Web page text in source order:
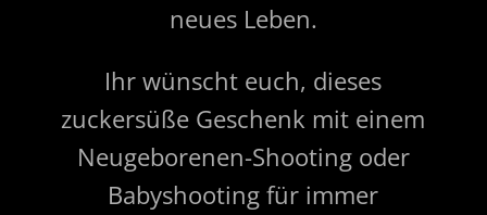
neues Leben.
Ihr wünscht euch, dieses
zuckersüße Geschenk mit einem
Neugeborenen-Shooting oder
Babyshooting für immer